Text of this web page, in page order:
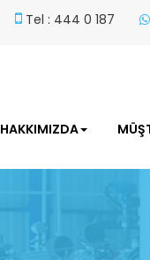
Tel : 444 0 187
HAKKIMIZDA